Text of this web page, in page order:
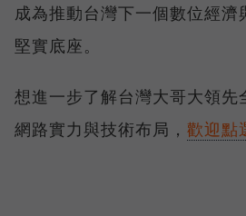
成為推動台灣下一個數位經
堅實底座。
想進一步了解台灣大哥大領先
網路實力與技術布局， 歡迎點